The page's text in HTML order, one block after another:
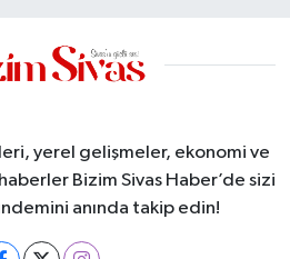
yerel gelişmeler, ekonomi ve
Bizim Sivas Haber’de sizi
anında takip edin!